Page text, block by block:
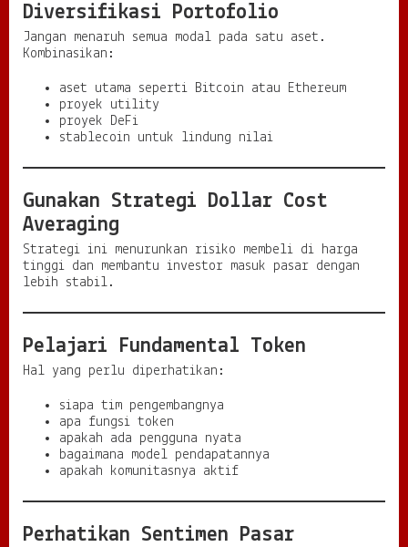
Diversifikasi Portofolio
Jangan menaruh semua modal pada satu aset.
Kombinasikan:
aset utama seperti Bitcoin atau Ethereum
proyek utility
proyek DeFi
stablecoin untuk lindung nilai
Gunakan Strategi Dollar Cost
Averaging
Strategi ini menurunkan risiko membeli di harga
tinggi dan membantu investor masuk pasar dengan
lebih stabil.
Pelajari Fundamental Token
Hal yang perlu diperhatikan:
siapa tim pengembangnya
apa fungsi token
apakah ada pengguna nyata
bagaimana model pendapatannya
apakah komunitasnya aktif
Perhatikan Sentimen Pasar